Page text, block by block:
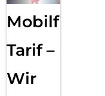
Mobilfunk
Tarif –
Wir